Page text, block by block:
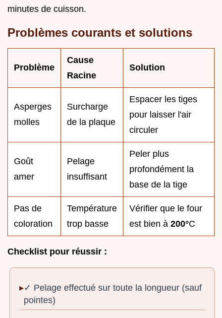
minutes de cuisson.
Problèmes courants et solutions
Problème
Cause
Racine
Solution
Asperges
molles
Surcharge
de la plaque
Espacer les tiges
pour laisser l'air
circuler
Goût
amer
Pelage
insuffisant
Peler plus
profondément la
base de la tige
Pas de
coloration
Température
trop basse
Vérifier que le four
est bien à 200°C
Checklist pour réussir :
✓ Pelage effectué sur toute la longueur (sauf
pointes)